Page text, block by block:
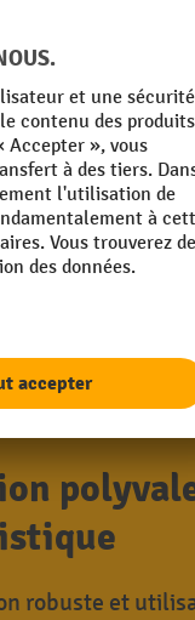
remorqueur électrique
ions
V / 36 Ah puissante
et longue durée de
de longues
robuste et